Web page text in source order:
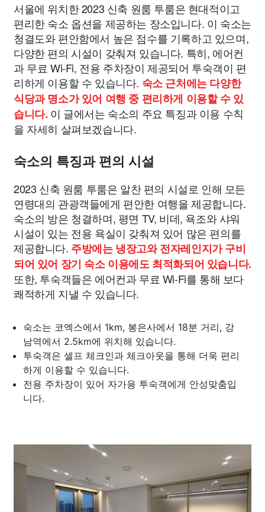
서울에 위치한 2023 신축 원룸 투룸은 현대적이고
편리한 숙소 옵션을 제공하는 장소입니다. 이 숙소는
청결도와 편안함에서 높은 점수를 기록하고 있으며,
다양한 편의 시설이 갖춰져 있습니다. 특히, 에어컨
과 무료 Wi-Fi, 전용 주차장이 제공되어 투숙객이 편
리하게 이용할 수 있습니다. 숙소 근처에는 다양한
식당과 명소가 있어 여행 중 편리하게 이용할 수 있
습니다. 이 글에서는 숙소의 주요 특징과 이용 수칙
을 자세히 살펴보겠습니다.
숙소의 특징과 편의 시설
2023 신축 원룸 투룸은 알찬 편의 시설로 인해 모든
연령대의 관광객들에게 편안한 여행을 제공합니다.
숙소의 방은 청결하며, 평면 TV, 비데, 욕조와 샤워
시설이 있는 전용 욕실이 갖춰져 있어 많은 편의를
제공합니다. 주방에는 냉장고와 전자레인지가 구비
되어 있어 장기 숙소 이용에도 최적화되어 있습니다.
또한, 투숙객들은 에어컨과 무료 Wi-Fi를 통해 보다
쾌적하게 지낼 수 있습니다.
숙소는 코엑스에서 1km, 봉은사에서 18분 거리, 강
남역에서 2.5km에 위치해 있습니다.
투숙객은 셀프 체크인과 체크아웃을 통해 더욱 편리
하게 이용할 수 있습니다.
전용 주차장이 있어 자가용 투숙객에게 안성맞춤입
니다.